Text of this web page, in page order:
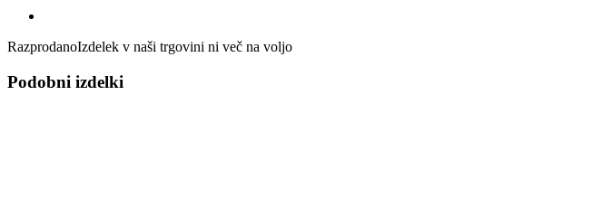
RazprodanoIzdelek v naši trgovini ni več na voljo
Podobni izdelki